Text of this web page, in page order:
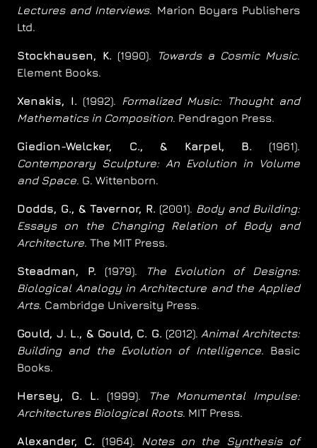
Lectures and Interviews. Marion Boyars Publishers
Ltd.
Stockhausen, K. (1990). Towards a Cosmic Music.
Element Books.
Xenakis, I. (1992).
Formalized Music: Thought and
Mathematics in Composition. Pendragon Press.
Giedion-Welcker, C., & Karpel, B. (1961).
Contemporary Sculpture: An Evolution in Volume
and Space. G. Wittenborn.
Dodds, G., & Tavernor, R. (2001). Body and Building:
Essays on the Changing Relation of Body and
Architecture. The MIT Press.
Steadman, P. (1979).
The Evolution of Designs:
Biological Analogy in Architecture and the Applied
Arts. Cambridge University Press.
Gould, J. L., & Gould, C. G. (2012). Animal Architects:
Building and the Evolution of Intelligence. Basic
Books.
Hersey, G. L. (1999).
The Monumental Impulse:
Architectures Biological Roots. MIT Press.
Alexander, C. (1964).
Notes on the Synthesis of